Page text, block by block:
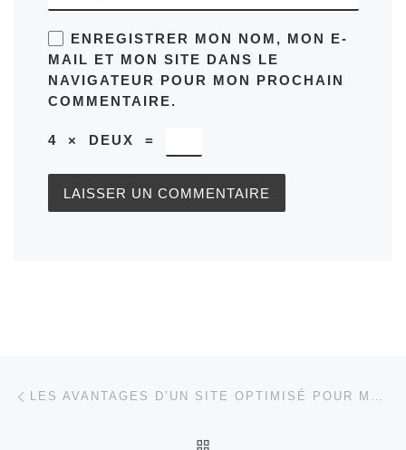
ENREGISTRER MON NOM, MON E-
MAIL ET MON SITE DANS LE
NAVIGATEUR POUR MON PROCHAIN
COMMENTAIRE.
4 × DEUX =
Parcourir les articles LES AVANTAGES D’UN SITE OPTIMISÉ POUR MOBILE EN 2022